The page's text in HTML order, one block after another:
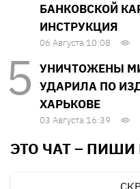
БАНКОВСКОЙ
ИНСТРУКЦИЯ
06 Августа 10:08
УНИЧТОЖЕНЫ
УДАРИЛА ПО
ХАРЬКОВЕ
03 Августа 16:39
ЭТО ЧАТ – ПИШИ